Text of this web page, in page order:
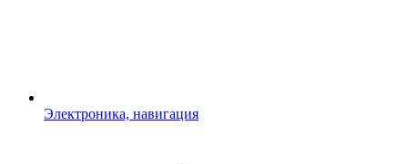
Электроника, навигация